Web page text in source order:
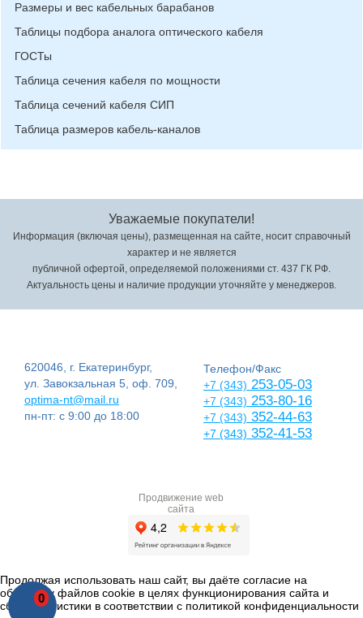
0
Размеры и вес кабельных барабанов
Таблицы подбора аналога оптического кабеля
ГОСТы
Таблица сечения кабеля по мощности
Таблица сечений кабеля СИП
Таблица размеров кабель-каналов
Уважаемые покупатели!
Информация (включая цены), размещенная на сайте, носит справочный
характер и не является
публичной офертой, определяемой положениями ст. 437 ГК РФ.
Актуальность цены и наличие продукции уточняйте у менеджеров.
620046, г. Екатеринбург,
ул. Завокзальная 5, оф. 709,
optima-nt@mail.ru
пн-пт: с 9:00 до 18:00
Телефон/Факс
+7 (343) 253-05-03
+7 (343) 253-80-16
+7 (343) 352-44-63
+7 (343) 352-41-53
Продвижение web
сайта
Продолжая использовать наш сайт, вы даёте согласие на
обработку файлов cookie в целях функционирования сайта и
сбора статистики в соответствии с политикой конфиденциальности